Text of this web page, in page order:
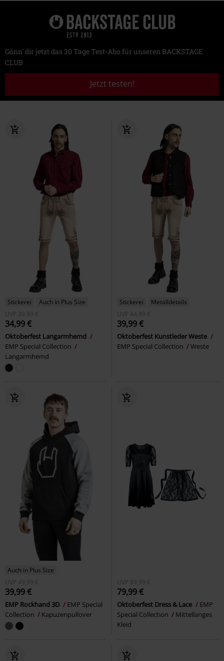
Gönn' dir jetzt das 30 Tage Test-Abo für unseren BACKSTAGE
CLUB
Jetzt testen!
Stickerei
Auch in Plus Size
UVP
39,99 €
34,99 €
Oktoberfest Langarmhemd
EMP Special Collection
Langarmhemd
Stickerei
Metalldetails
UVP
44,99 €
39,99 €
Oktoberfest Kunstleder Weste
EMP Special Collection
Weste
Auch in Plus Size
UVP
49,99 €
39,99 €
EMP Rockhand 3D
EMP Special
Collection
Kapuzenpullover
UVP 89,99 €
79,99 €
Oktoberfest Dress & Lace
EMP
Special Collection
Mittellanges
Kleid